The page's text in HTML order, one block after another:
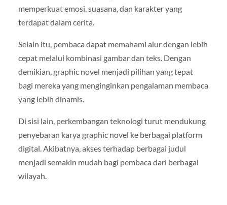
memperkuat emosi, suasana, dan karakter yang
terdapat dalam cerita.
Selain itu, pembaca dapat memahami alur dengan lebih
cepat melalui kombinasi gambar dan teks. Dengan
demikian, graphic novel menjadi pilihan yang tepat
bagi mereka yang menginginkan pengalaman membaca
yang lebih dinamis.
Di sisi lain, perkembangan teknologi turut mendukung
penyebaran karya graphic novel ke berbagai platform
digital. Akibatnya, akses terhadap berbagai judul
menjadi semakin mudah bagi pembaca dari berbagai
wilayah.